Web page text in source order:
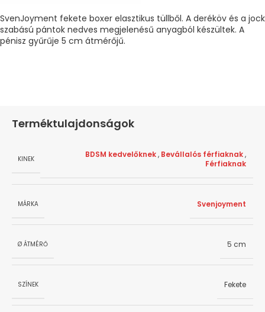
SvenJoyment fekete boxer elasztikus tüllből. A deréköv és a jock
szabású pántok nedves megjelenésű anyagból készültek. A
pénisz gyűrűje 5 cm átmérőjű.
Terméktulajdonságok
KINEK BDSM kedvelőknek, Bevállalós férfiaknak,
Férfiaknak
MÁRKA Svenjoyment
Ø ÁTMÉRŐ 5 cm
SZÍNEK Fekete